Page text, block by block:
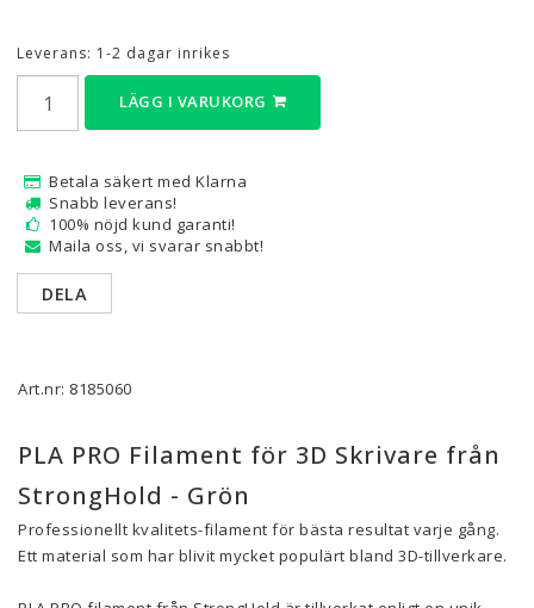
Leverans: 1-2 dagar inrikes
LÄGG I VARUKORG
Betala säkert med Klarna
Snabb leverans!
100% nöjd kund garanti!
Maila oss, vi svarar snabbt!
DELA
Art.nr: 8185060
PLA PRO Filament för 3D Skrivare från
StrongHold - Grön
Professionellt kvalitets-filament för bästa resultat varje gång.
Ett material som har blivit mycket populärt bland 3D-tillverkare.